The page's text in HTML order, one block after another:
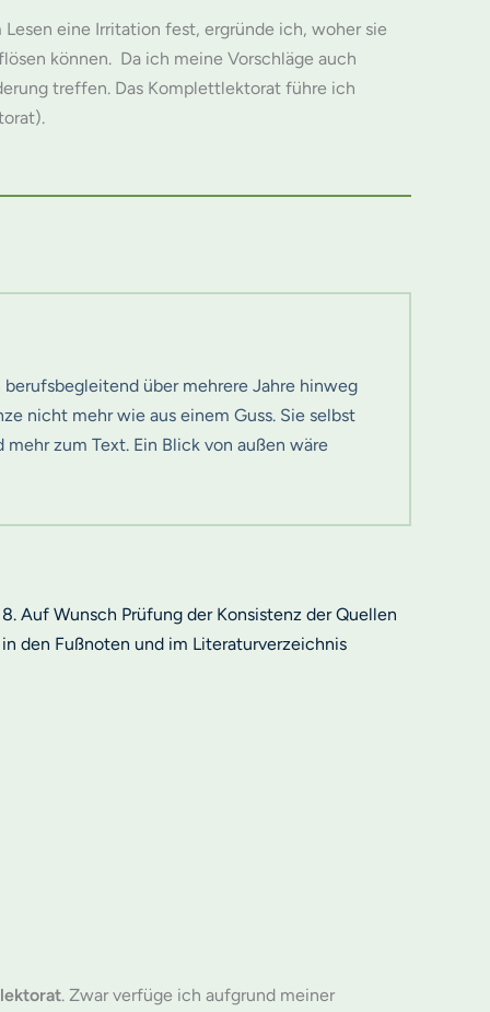
eine Irritation fest, ergründe ich, woher sie
können. Da ich meine Vorschläge auch
treffen. Das Komplettlektorat führe ich
berufsbegleitend über mehrere Jahre hinweg
nicht mehr wie aus einem Guss. Sie selbst
mehr zum Text. Ein Blick von außen wäre
8. Auf Wunsch Prüfung der Konsistenz der Quellen
in den Fußnoten und im Literaturverzeichnis
. Zwar verfüge ich aufgrund meiner